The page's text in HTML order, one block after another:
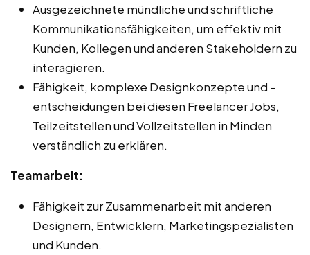
Ausgezeichnete mündliche und schriftliche
Kommunikationsfähigkeiten, um effektiv mit
Kunden, Kollegen und anderen Stakeholdern zu
interagieren.
Fähigkeit, komplexe Designkonzepte und -
entscheidungen bei diesen Freelancer Jobs,
Teilzeitstellen und Vollzeitstellen in Minden
verständlich zu erklären.
Teamarbeit:
Fähigkeit zur Zusammenarbeit mit anderen
Designern, Entwicklern, Marketingspezialisten
und Kunden.